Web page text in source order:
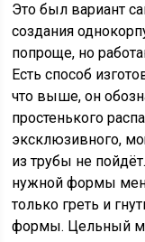
Это был вариант
создания
попроще, но
Есть способ
что выше, он
простенького
эксклюзивного,
из трубы не
нужной формы
только греть и
формы. Цельный